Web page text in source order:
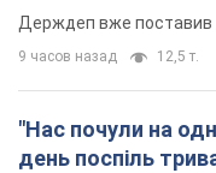
Держдеп вже поставив
9 часов назад 12,5 т.
"Нас почули на
день поспіль